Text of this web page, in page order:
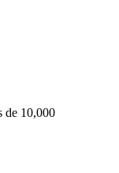
de 10,000